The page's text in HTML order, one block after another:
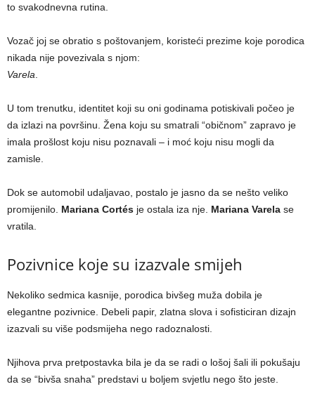
to svakodnevna rutina.
Vozač joj se obratio s poštovanjem, koristeći prezime koje porodica
nikada nije povezivala s njom:
Varela
U tom trenutku, identitet koji su oni godinama potiskivali počeo je
da izlazi na površinu. Žena koju su smatrali “običnom” zapravo je
imala prošlost koju nisu poznavali – i moć koju nisu mogli da
zamisle.
Dok se automobil udaljavao, postalo je jasno da se nešto veliko
promijenilo. Mariana Cortés je ostala iza nje. Mariana Varela se
vratila.
Pozivnice koje su izazvale smijeh
Nekoliko sedmica kasnije, porodica bivšeg muža dobila je
elegantne pozivnice. Debeli papir, zlatna slova i sofisticiran dizajn
izazvali su više podsmijeha nego radoznalosti.
Njihova prva pretpostavka bila je da se radi o lošoj šali ili pokušaju
da se “bivša snaha” predstavi u boljem svjetlu nego što jeste.